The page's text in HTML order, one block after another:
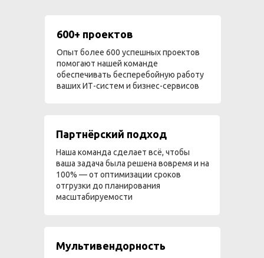
600+ проектов
Опыт более 600 успешных проектов
помогают нашей команде
обеспечивать бесперебойную работу
ваших ИТ-систем и бизнес-сервисов
Мультивендорность
Партнёрский подход
Наша команда сделает всё, чтобы
ваша задача была решена вовремя и на
100% — от оптимизации сроков
отгрузки до планирования
масштабируемости